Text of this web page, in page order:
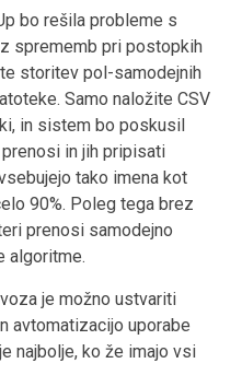
bo rešila probleme s
sprememb pri postopkih
storitev pol-samodejnih
Samo naložite CSV
in sistem bo poskusil
in jih pripisati
tako imena kot
90%. Poleg tega brez
prenosi samodejno
algoritme.
je možno ustvariti
avtomatizacijo uporabe
najbolje, ko že imajo vsi